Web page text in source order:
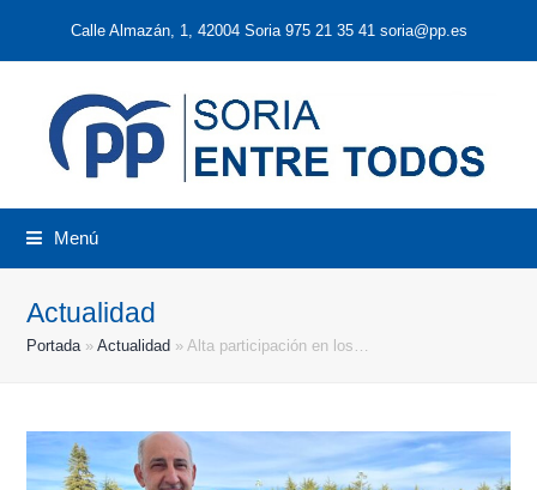
Calle Almazán, 1, 42004 Soria 975 21 35 41 soria@pp.es
Menú
Actualidad
Portada»Actualidad »Alta participación en los…